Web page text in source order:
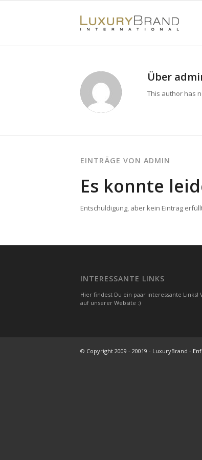
Über
This author has
EINTRÄGE VON ADMIN
Es konnte
Entschuldigung, aber kein Eintrag
INTERESSANTE LINKS
Hier findest Du ein paar interessante Links!
auf unserer Website :)
© Copyright 2009 - 20019 - LuxuryBrand -